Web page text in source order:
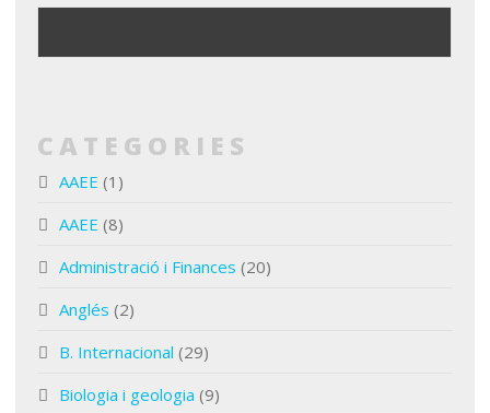
CATEGORIES
AAEE (1)
AAEE (8)
Administració i Finances (20)
Anglés (2)
B. Internacional (29)
Biologia i geologia (9)